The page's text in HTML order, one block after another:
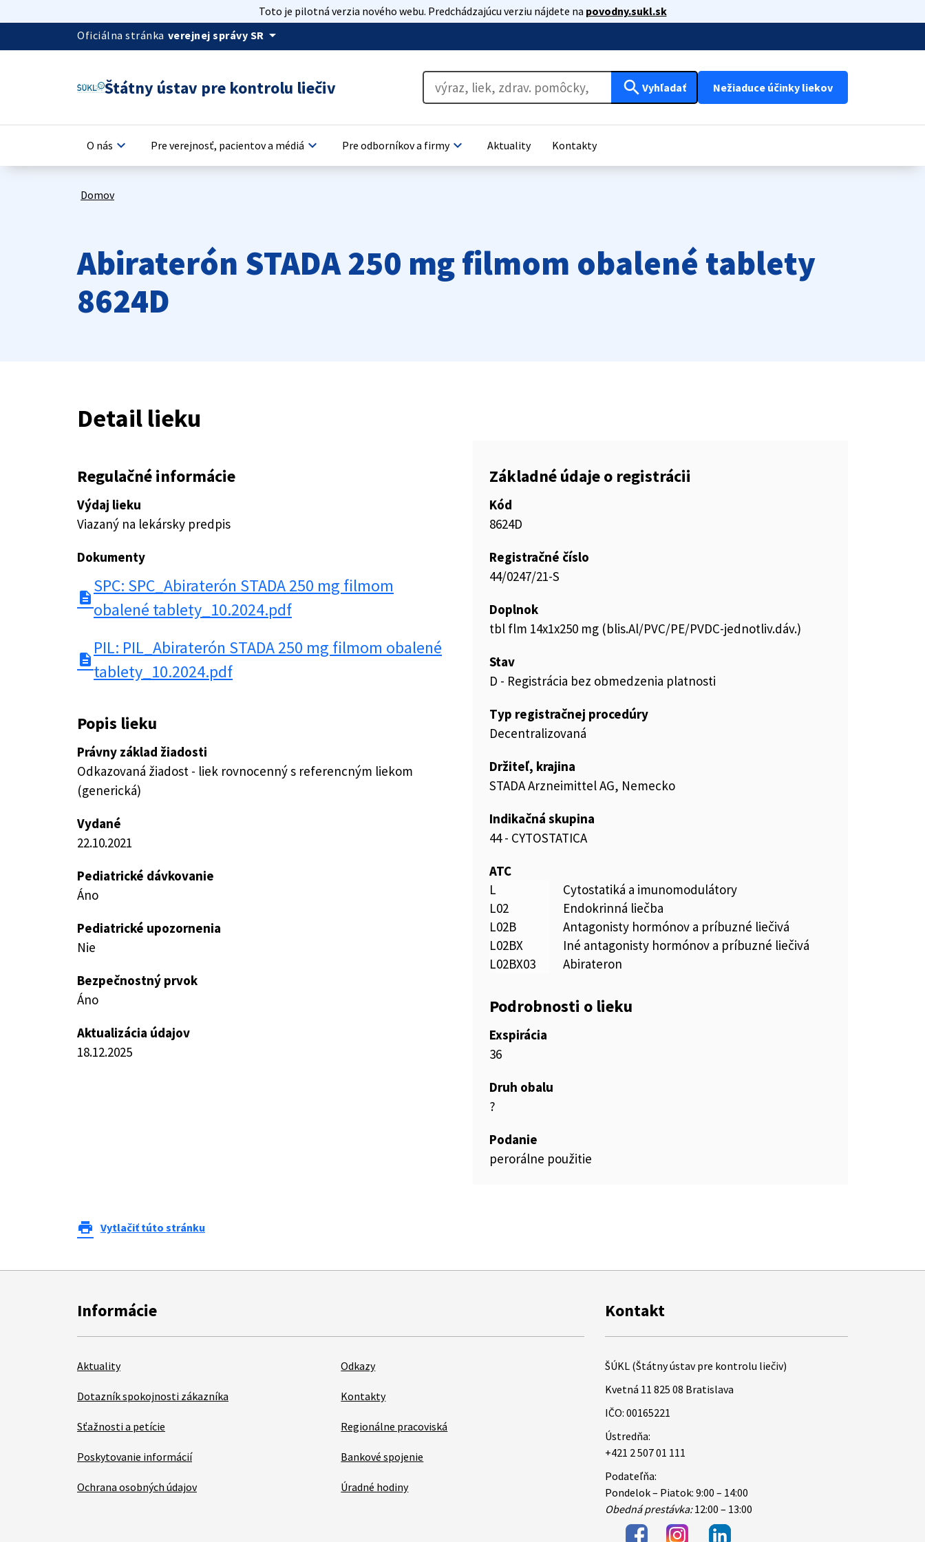
Toto je pilotná verzia nového webu. Predchádzajúcu verziu nájdete na povodny.sukl.sk
Oficiálna stránka verejnej správy SR arrow_drop_down
Štátny ústav pre kontrolu liečiv search Vyhľadať Nežiaduce účinky liekov
O nás keyboard_arrow_down Pre verejnosť, pacientov a médiá keyboard_arrow_down Pre odborníkov a firmykeyboard_arrow_down Aktuality Kontakty
Domov
Abiraterón STADA 250 mg filmom obalené tablety
8624D
Detail lieku
Regulačné informácie
Výdaj lieku
Viazaný na lekársky predpis
Dokumenty
description
SPC: SPC_Abiraterón STADA 250 mg filmom
obalené tablety_10.2024.pdf
description
PIL: PIL_Abiraterón STADA 250 mg filmom obalené
tablety_10.2024.pdf
Popis lieku
Právny základ žiadosti
Odkazovaná žiadost - liek rovnocenný s referencným liekom
(generická)
Vydané
22.10.2021
Pediatrické dávkovanie
Áno
Pediatrické upozornenia
Nie
Bezpečnostný prvok
Áno
Aktualizácia údajov
18.12.2025
Základné údaje o registrácii
Kód
8624D
Registračné číslo
44/0247/21-S
Doplnok
tbl flm 14x1x250 mg (blis.Al/PVC/PE/PVDC-jednotliv.dáv.)
Stav
D - Registrácia bez obmedzenia platnosti
Typ registračnej procedúry
Decentralizovaná
Držiteľ, krajina
STADA Arzneimittel AG, Nemecko
Indikačná skupina
44 - CYTOSTATICA
ATC
L
Cytostatiká a imunomodulátory
L02
Endokrinná liečba
L02B
Antagonisty hormónov a príbuzné liečivá
L02BX
Iné antagonisty hormónov a príbuzné liečivá
L02BX03
Abirateron
Podrobnosti o lieku
Exspirácia
36
Druh obalu
?
Podanie
perorálne použitie
print Vytlačiť túto stránku
Informácie
Aktuality
Dotazník spokojnosti zákazníka
Sťažnosti a petície
Poskytovanie informácií
Ochrana osobných údajov
Odkazy
Kontakty
Regionálne pracoviská
Bankové spojenie
Úradné hodiny
Kontakt
ŠÚKL (Štátny ústav pre kontrolu liečiv)
Kvetná 11 825 08 Bratislava
IČO: 00165221
Ústredňa:
+421 2 507 01 111
Podateľňa:
Pondelok – Piatok: 9:00 – 14:00
Obedná prestávka:12:00 – 13:00